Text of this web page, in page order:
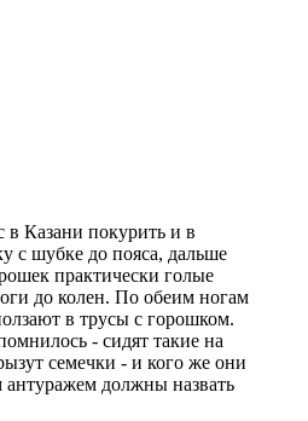
в Казани покурить и в
с шубке до пояса, дальше
практически голые
до колен. По обеим ногам
в трусы с горошком.
- сидят такие на
семечки - и кого же они
должны назвать